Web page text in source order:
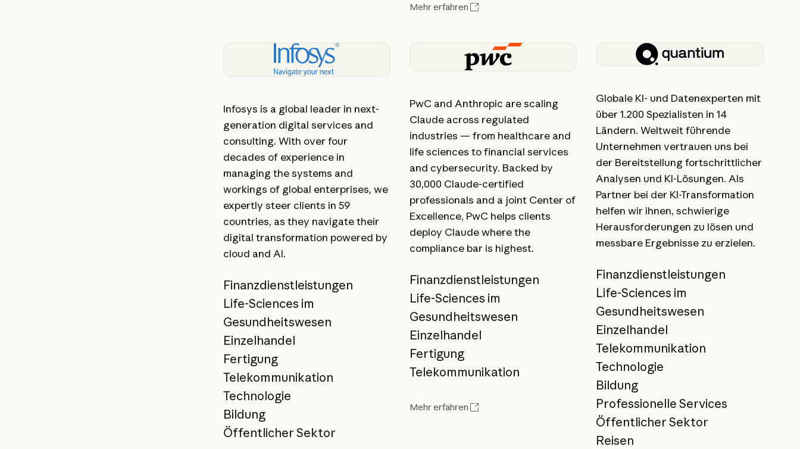
Mehr erfahren
Infosys is a global leader in next-
generation digital services and
consulting. With over four
decades of experience in
managing the systems and
workings of global enterprises, we
expertly steer clients in 59
countries, as they navigate their
digital transformation powered by
cloud and AI.
Finanzdienstleistungen
Life-Sciences im
Gesundheitswesen
Einzelhandel
Fertigung
Telekommunikation
Technologie
Bildung
Öffentlicher Sektor
PwC and Anthropic are scaling
Claude across regulated
industries — from healthcare and
life sciences to financial services
and cybersecurity. Backed by
30,000 Claude-certified
professionals and a joint Center of
Excellence, PwC helps clients
deploy Claude where the
compliance bar is highest.
Finanzdienstleistungen
Life-Sciences im
Gesundheitswesen
Einzelhandel
Fertigung
Telekommunikation
Mehr erfahren
Globale KI- und Datenexperten mit
über 1.200 Spezialisten in 14
Ländern. Weltweit führende
Unternehmen vertrauen uns bei
der Bereitstellung fortschrittlicher
Analysen und KI-Lösungen. Als
Partner bei der KI-Transformation
helfen wir ihnen, schwierige
Herausforderungen zu lösen und
messbare Ergebnisse zu erzielen.
Finanzdienstleistungen
Life-Sciences im
Gesundheitswesen
Einzelhandel
Telekommunikation
Technologie
Bildung
Professionelle Services
Öffentlicher Sektor
Reisen